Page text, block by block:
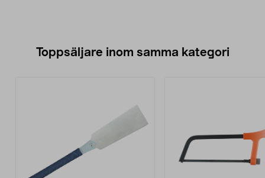
Toppsäljare inom samma kategori